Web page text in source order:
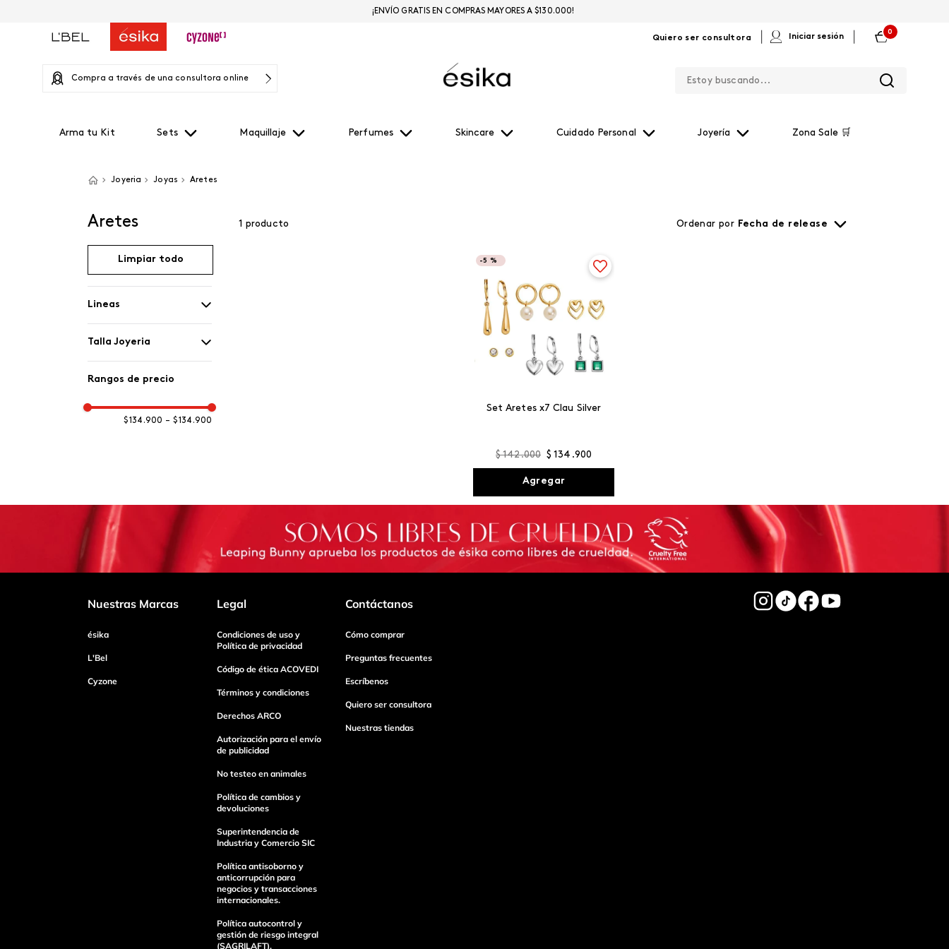
Quiero ser consultora Iniciar sesión
0
Compra a través de una consultora online
Arma tu Kit Sets Maquillaje Perfumes Skincare Cuidado Personal Joyería Zona Sale 🛒
¡ENVÍO GRATIS EN COMPRAS MAYORES A $130.000!
Joyeria Joyas Aretes
Aretes
Lineas
Finart
Talla Joyeria
Talla única
Rangos de precio
$ 134.900 – $ 134.900
Limpiar todo
1 producto Ordenar por Fecha de release
Set Aretes x7 Clau Silver
-5 %
$ 142.000 $ 134 .900
Agregar
Nuestras Marcas
ésika
L'Bel
Cyzone
Legal
Condiciones de uso y
Política de privacidad
Código de ética ACOVEDI
Términos y condiciones
Derechos ARCO
Autorización para el envío
de publicidad
No testeo en animales
Política de cambios y
devoluciones
Superintendencia de
Industria y Comercio SIC
Política antisoborno y
anticorrupción para
negocios y transacciones
internacionales.
Política autocontrol y
gestión de riesgo integral
(SAGRILAFT).
Contáctanos
Cómo comprar
Preguntas frecuentes
Escríbenos
Quiero ser consultora
Nuestras tiendas